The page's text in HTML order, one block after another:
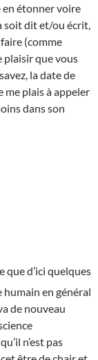
en étonner voire
soit dit et/ou écrit,
(comme
plaisir que vous
la date de
me plais à appeler
dans son
que d’ici quelques
humain en général
de nouveau
n’est pas